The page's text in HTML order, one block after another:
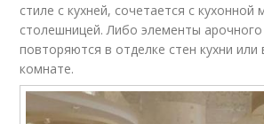
стиле с кухней, сочетается с кухонной
столешницей. Либо элементы арочного
повторяются в отделке стен кухни
комнате.